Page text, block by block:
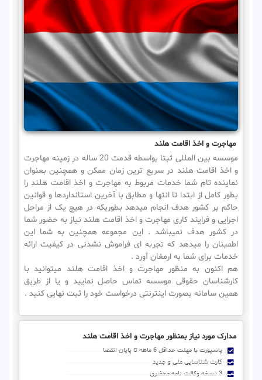
مهاجرت و اخذ اقامت هلند
موسسه بین المللی ثبتا بواسطه قدمت 20 ساله در زمینه مهاجرت
و اخذ اقامت هلند در سریع ترین زمان ممکن و همچنین بعنوان
نماینده تام شما خدمات مربوط به مهاجرت و اخذ اقامت هلند را
بطور کامل از ابتدا تا انتها و مطابق با آخرین استانداردها و قوانین
حاکم بر کشور هدف انجام میدهد بطوریکه در هیچ یک از مراحل
اجرایی و فرایند کاری مهاجرت و اخذ اقامت هلند نیاز به حضور شما
در کشور هدف نمیباشد . این مجموعه همچنین به شما این
اطمینان را میدهد که تجربه ای فراموش نشدنی در کیفیت ارائه
خدمات برای شما به ارمغان آورد .
هم اکنون به منظور مهاجرت و اخذ اقامت هلند میتوانید با
کارشناسان حقوقی موسسه تماس حاصل نمایید و یا از طریق
همین سامانه بصورت اینترنتی درخواست خود را ثبت نهایی کنید .
مدارک مورد نیاز بمنظور مهاجرت و اخذ اقامت هلند
پاسپورت با مهلت حداقل 6 ماهه تا پایان انقضا
کارت شناسایی ملی و جدید
3 نسخه وکالت نامه محضری